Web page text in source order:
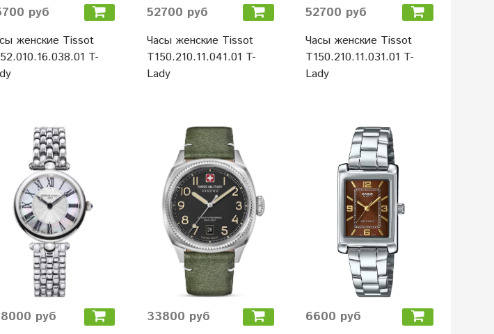
руб
женские Tissot
T-
52700 руб
Часы женские Tissot
T150.210.11.041.01 T-
Lady
52700 руб
Часы женские Tissot
T150.210.11.031.01 T-
Lady
руб 33800 руб 6600 руб